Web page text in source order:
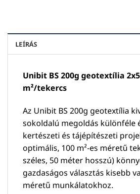
LEÍRÁS
Unibit BS 200g geotextília
m²/tekercs
Az Unibit BS 200g geotextília
sokoldalú megoldás különféle
kertészeti és tájépítészeti
optimális, 100 m²-es méretű
széles, 50 méter hosszú)
gazdaságos választás kisebb
méretű munkálatokhoz.